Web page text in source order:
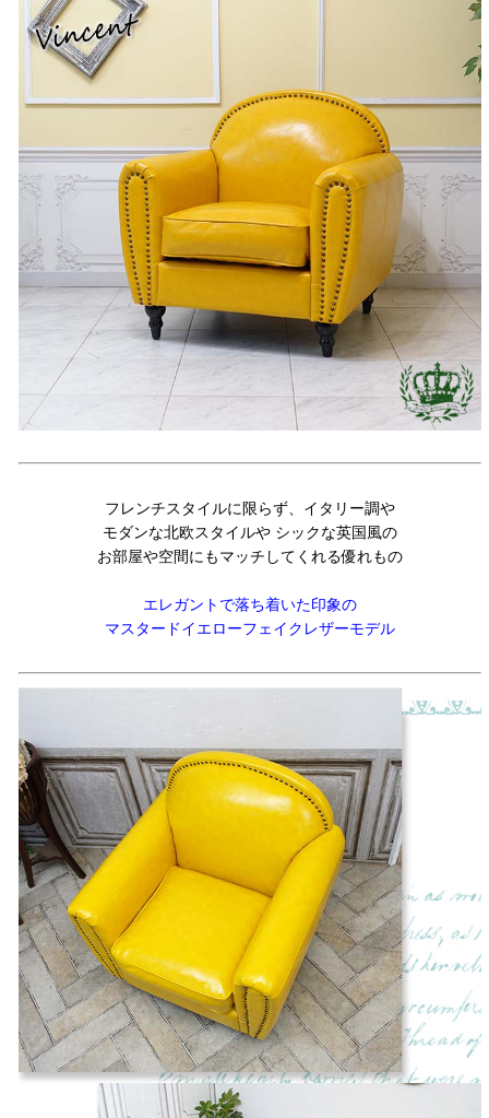
フレンチスタイルに限らず、イタリー調や
モダンな北欧スタイルや シックな英国風の
お部屋や空間にもマッチしてくれる優れもの
エレガントで落ち着いた印象の
マスタードイエローフェイクレザーモデル